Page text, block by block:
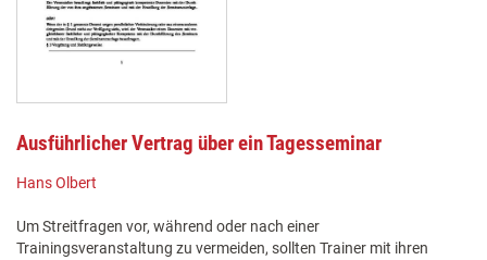
Ausführlicher Vertrag über ein Tagesseminar
Hans Olbert
Um Streitfragen vor, während oder nach einer
Trainingsveranstaltung zu vermeiden, sollten Trainer mit ihren